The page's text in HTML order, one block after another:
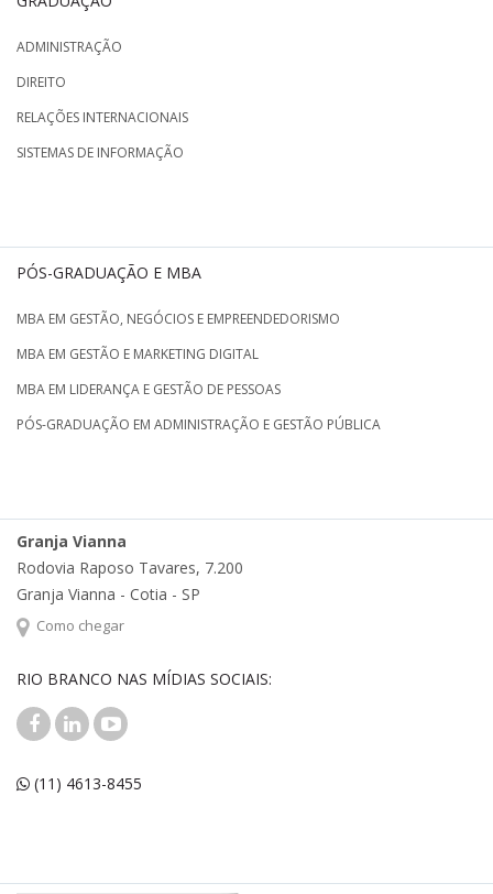
ADMINISTRAÇÃO
DIREITO
RELAÇÕES INTERNACIONAIS
SISTEMAS DE INFORMAÇÃO
PÓS-GRADUAÇÃO E MBA
MBA EM GESTÃO, NEGÓCIOS E EMPREENDEDORISMO
MBA EM GESTÃO E MARKETING DIGITAL
MBA EM LIDERANÇA E GESTÃO DE PESSOAS
PÓS-GRADUAÇÃO EM ADMINISTRAÇÃO E GESTÃO PÚBLICA
Granja Vianna
Rodovia Raposo Tavares, 7.200
Granja Vianna - Cotia - SP
Como chegar
RIO BRANCO NAS MÍDIAS SOCIAIS:
(11) 4613-8455